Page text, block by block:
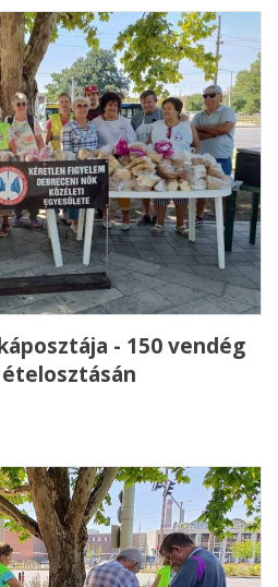
- 150 vendég